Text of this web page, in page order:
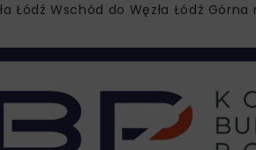
Łódź Wschód do Węzła Łódź